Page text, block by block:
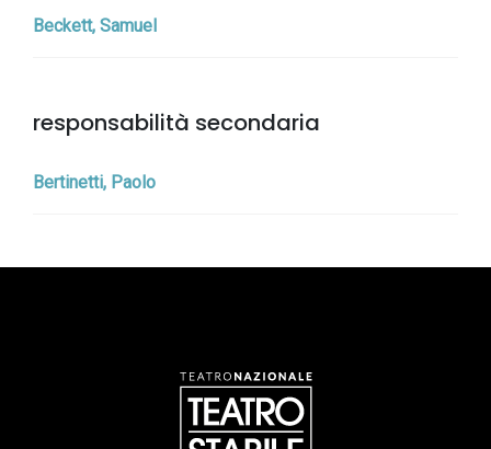
Beckett, Samuel
responsabilità secondaria
Bertinetti, Paolo